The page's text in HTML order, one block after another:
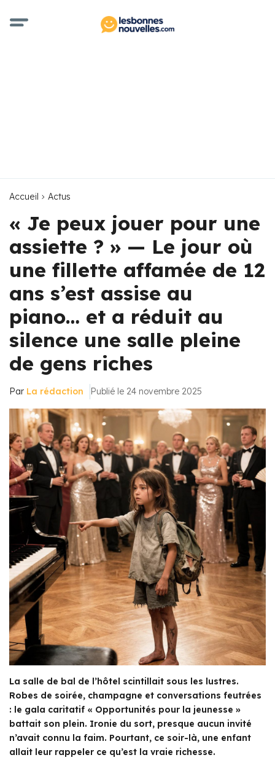
Accueil Actus
« Je peux jouer pour une
assiette ? » — Le jour où
une fillette affamée de 12
ans s’est assise au
piano… et a réduit au
silence une salle pleine
de gens riches
Par La rédaction Publié le 24 novembre 2025
La salle de bal de l’hôtel scintillait sous les lustres.
Robes de soirée, champagne et conversations feutrées
: le gala caritatif « Opportunités pour la jeunesse »
battait son plein. Ironie du sort, presque aucun invité
n’avait connu la faim. Pourtant, ce soir-là, une enfant
allait leur rappeler ce qu’est la vraie richesse.